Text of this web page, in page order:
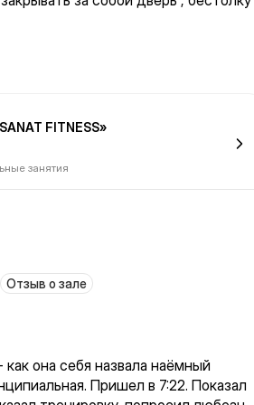
FITNESS»
занятия
Отзыв о зале
она себя назвала наёмный
Пришел в 7:22. Показал